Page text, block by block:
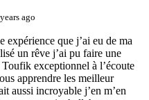
ago
expérience que j’ai eu de ma
un rêve j’ai pu faire une
exceptionnel à l’écoute
apprendre les meilleur
aussi incroyable j’en m’en